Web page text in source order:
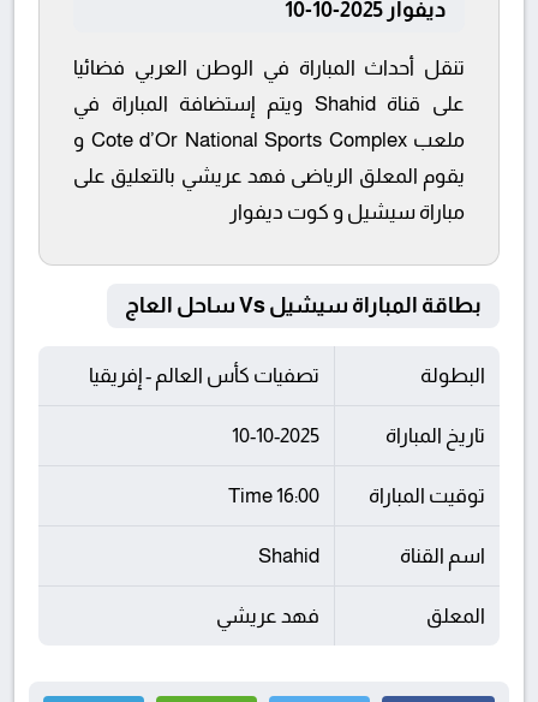
ديفوار 2025-10-10
تنقل أحداث المباراة في الوطن العربي فضائيا
على قناة Shahid ويتم إستضافة المباراة في
ملعب Cote d’Or National Sports Complex و
يقوم المعلق الرياضى فهد عريشي بالتعليق على
مباراة سيشيل و كوت ديفوار
بطاقة المباراة سيشيل Vs ساحل العاج
البطولة تصفيات كأس العالم - إفريقيا
تاريخ المباراة 10-10-2025
توقيت المباراة 16:00 Time
اسم القناة Shahid
المعلق فهد عريشي